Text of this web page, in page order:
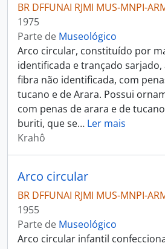
BR DFFUNAI RJMI MUS-MNPI-
1975
Parte de Museológico
Arco circular, constituído por
identificada e trançado
fibra não identificada, com
tucano e de Arara. Possui
com penas de arara e de
buriti, que se… Ler mais
Krahô
Arco circular
BR DFFUNAI RJMI MUS-MNPI-
1955
Parte de Museológico
Arco circular infantil